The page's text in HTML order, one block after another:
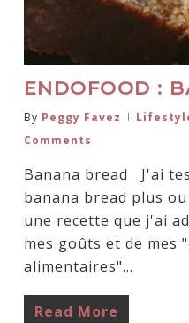
ENDOFOOD :
By Peggy Favez
Comments
Banana bread J'ai
banana bread plus
une recette que j'ai
mes goûts et de mes
alimentaires"…
Read More